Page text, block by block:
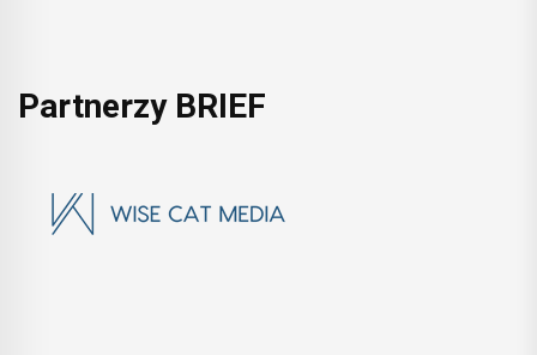
Partnerzy BRIEF